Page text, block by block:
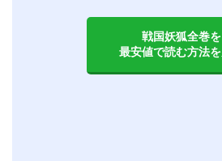
戦国妖狐全巻を
最安値で読む方法